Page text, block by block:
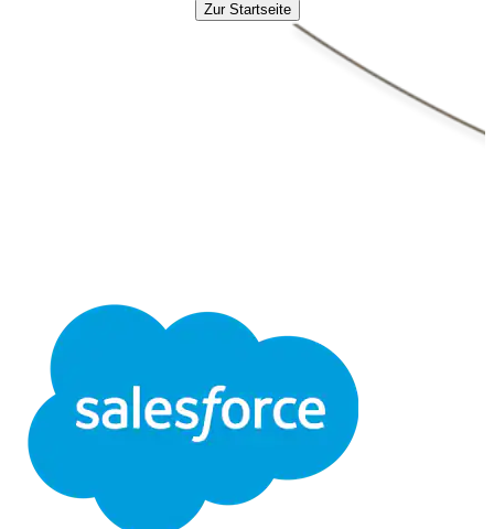
Zur Startseite